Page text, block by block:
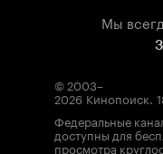
Мы
© 2003–
2026 Кинопоиск.
Федеральные
доступны для
просмотра